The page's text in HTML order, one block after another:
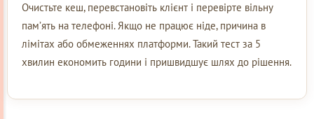
Очистьте кеш, перевстановіть клієнт і перевірте вільну
пам’ять на телефоні. Якщо не працює ніде, причина в
лімітах або обмеженнях платформи. Такий тест за 5
хвилин економить години і пришвидшує шлях до рішення.